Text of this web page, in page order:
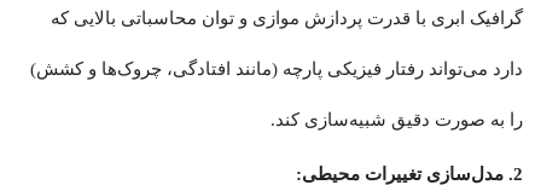
گرافیک ابری با قدرت پردازش موازی و توان محاسباتی بالایی که
دارد می‌تواند رفتار فیزیکی پارچه (مانند افتادگی، چروک‌ها و کشش)
را به صورت دقیق شبیه‌سازی کند.
2. مدل‌سازی تغییرات محیطی: